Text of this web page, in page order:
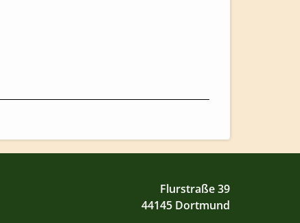
Flurstraße 39
44145 Dortmund